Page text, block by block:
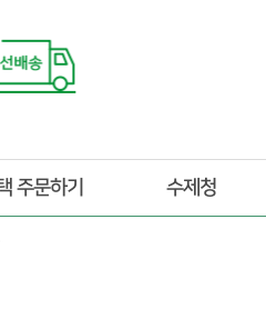
주문하기 수제청